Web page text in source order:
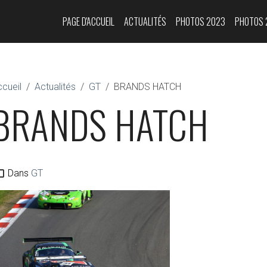
PAGE D'ACCUEIL ACTUALITÉS PHOTOS 2023
Actualités GT BRANDS HATCH
HATCH
Dans GT